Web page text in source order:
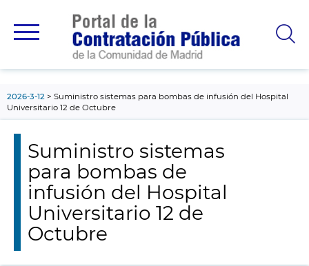
principal
2026-3-12
Suministro sistemas para bombas de infusión del Hospital
Universitario 12 de Octubre
Suministro sistemas
para bombas de
infusión del Hospital
Universitario 12 de
Octubre